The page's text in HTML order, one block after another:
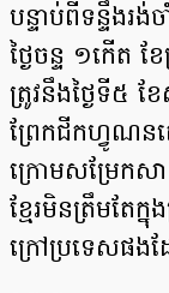
បន្ទាប់ពីទន្ទឹងរ
ថ្ងៃចន្ទ ១កើ
ត្រូវនឹងថ្ងៃទី៥ ខ
ព្រែកជីកហ្វូណនត
ក្រោមសម្រែកស
ខ្មែរមិនត្រឹមតែក្
ក្រៅប្រទេសផងដ